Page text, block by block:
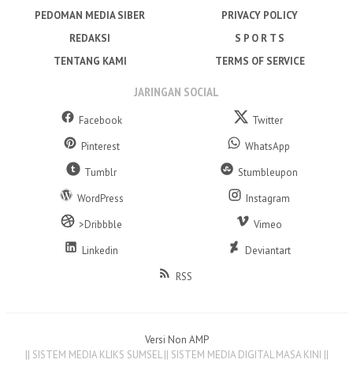
PEDOMAN MEDIA SIBER
PRIVACY POLICY
REDAKSI
S P O R T S
TENTANG KAMI
TERMS OF SERVICE
JARINGAN SOCIAL
Facebook
Twitter
Pinterest
WhatsApp
Tumblr
Stumbleupon
WordPress
Instagram
>Dribbble
Vimeo
Linkedin
Deviantart
RSS
Versi Non AMP
|| SISTEM MEDIA KLIKS SUMSEL || SISTEM MEDIA DIGITAL MASA KINI ||